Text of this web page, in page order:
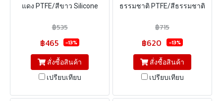
แดง PTFE/สีขาว Silicone
฿535
฿465 -13%
สั่งซื้อสินค้า
เปรียบเทียบ
ธรรมชาติ PTFE/สีธรรมชาติ
฿715
฿620 -13%
สั่งซื้อสินค้า
เปรียบเทียบ